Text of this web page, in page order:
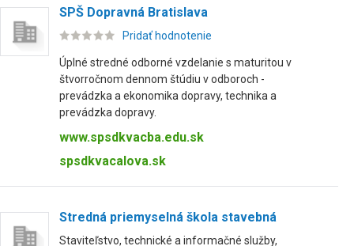
SPŠ Dopravná Bratislava
Pridať hodnotenie
Úplné stredné odborné vzdelanie s maturitou v
štvorročnom dennom štúdiu v odboroch -
prevádzka a ekonomika dopravy, technika a
prevádzka dopravy.
www.spsdkvacba.edu.sk
spsdkvacalova.sk
Stredná priemyselná škola stavebná
Staviteľstvo, technické a informačné služby,